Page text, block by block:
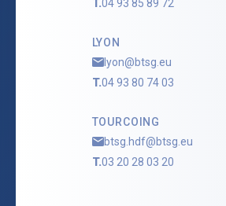
T.04 93 85 89 72
LYON
lyon@btsg.eu
T.04 93 80 74 03
TOURCOING
btsg.hdf@btsg.eu
T.03 20 28 03 20